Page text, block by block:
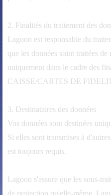
2. Finalités du traitement des
Lagoon est responsable du
que les données soint traitées
uniquement dans le cadre des
CAISSE/CARTES DE
3. Destinataires des données
Vos données sont destinées
Si elles sont transmises à
est toujours requis.
Lagoon s'assure que les sous-
de protection qu'elle-même.